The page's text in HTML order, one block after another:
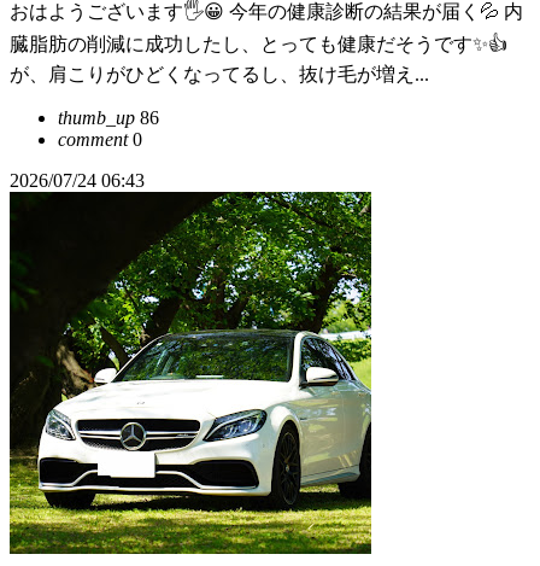
おはようございます🖐😀 今年の健康診断の結果が届く💦 内
臓脂肪の削減に成功したし、とっても健康だそうです✨👍️
が、肩こりがひどくなってるし、抜け毛が増え...
thumb_up 86
comment0
2026/07/24 06:43